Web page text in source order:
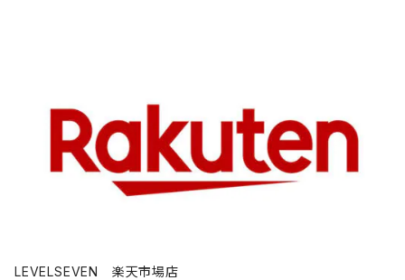
LEVELSEVEN 楽天市場店